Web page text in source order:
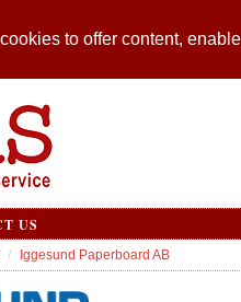
to offer content,
US
Iggesund Paperboard AB